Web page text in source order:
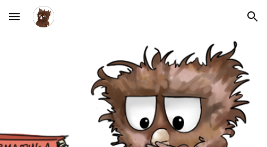
Skip to main content Skip to navigation